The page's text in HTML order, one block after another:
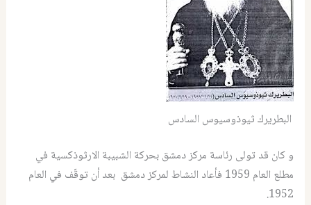
البطريرك ثيوذوسيوس السادس
و كان قد تولى رئاسة مركز دمشق بحركة الشبيبة الارثوذكسية في
مطلع العام 1959 فأعاد النشاط لمركز دمشق بعد أن توقّف في العام
1952.